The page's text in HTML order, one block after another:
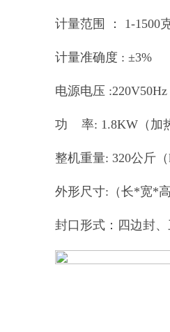
计量范围 ： 1-1500
计量准确度 : ±3%
电源电压
功 率: 1.8KW（加
整机重量: 320公斤
外形尺寸:（长*宽*
封口形式：四边封